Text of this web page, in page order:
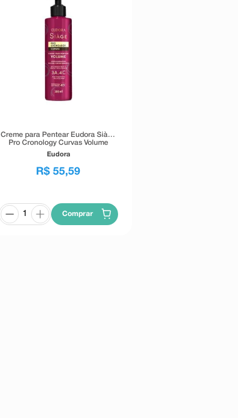
Creme para Pentear Eudora Siàge
Pro Cronology Curvas Volume
300ml
Eudora
R$ 55,59
Comprar